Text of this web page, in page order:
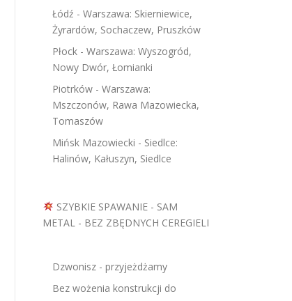
Łódź - Warszawa: Skierniewice,
Żyrardów, Sochaczew, Pruszków
Płock - Warszawa: Wyszogród,
Nowy Dwór, Łomianki
Piotrków - Warszawa:
Mszczonów, Rawa Mazowiecka,
Tomaszów
Mińsk Mazowiecki - Siedlce:
Halinów, Kałuszyn, Siedlce
SZYBKIE SPAWANIE - SAM
METAL - BEZ ZBĘDNYCH CEREGIELI
Dzwonisz - przyjeżdżamy
Bez wożenia konstrukcji do